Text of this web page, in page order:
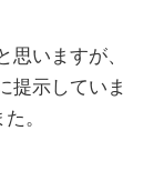
いますが、
提示していま
。